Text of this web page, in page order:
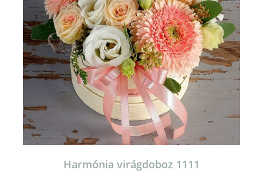
Harmónia virágdoboz 1111